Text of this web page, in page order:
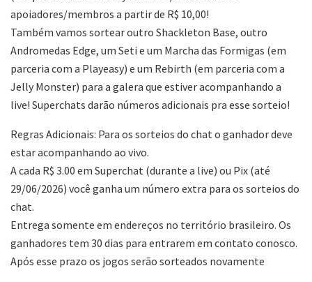
apoiadores/membros a partir de R$ 10,00!
Também vamos sortear outro Shackleton Base, outro
Andromedas Edge, um Seti e um Marcha das Formigas (em
parceria com a Playeasy) e um Rebirth (em parceria com a
Jelly Monster) para a galera que estiver acompanhando a
live! Superchats darão números adicionais pra esse sorteio!
Regras Adicionais: Para os sorteios do chat o ganhador deve
estar acompanhando ao vivo.
A cada R$ 3.00 em Superchat (durante a live) ou Pix (até
29/06/2026) você ganha um número extra para os sorteios do
chat.
Entrega somente em endereços no território brasileiro. Os
ganhadores tem 30 dias para entrarem em contato conosco.
Após esse prazo os jogos serão sorteados novamente